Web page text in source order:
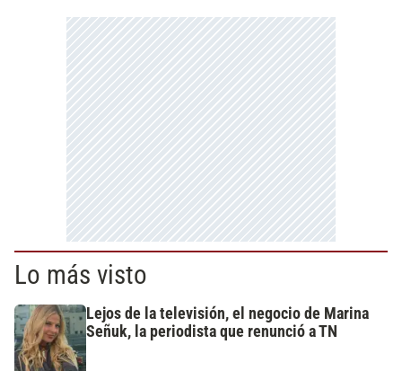
Lo más visto
Lejos de la televisión, el negocio de Marina
Señuk, la periodista que renunció a TN